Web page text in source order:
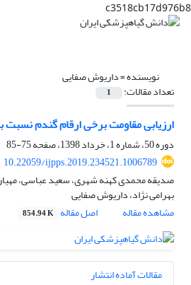
c3518cb17d976b8
نویسنده =داریوش صفایی
تعداد مقالات: 1
ارزیابی مقاومت برخی ارقام گندم نسبت
دوره 50، شماره 1، خرداد 1398، صفحه
75-85
10.22059/ijpps.2019.234521.1006789
صدیقه محمدی کهنه شهری، سعید عباسی،
بهرامی نژاد، داریوش صفایی
مشاهده مقاله
اصل مقاله 854.94 K
مقالات آماده انتشار